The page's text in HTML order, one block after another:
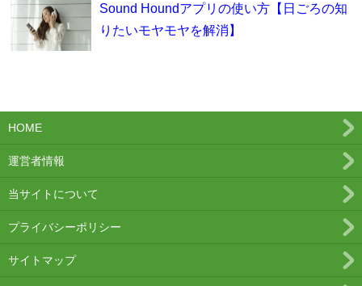
Sound Houndアプリの使い方【日ごろの知
りたいモヤモヤを解消】
HOME
運営者情報
当サイトについて
プライバシーポリシー
サイトマップ